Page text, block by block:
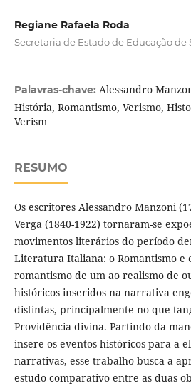
Regiane Rafaela Roda
Secretaria de Estado de Educação de
Palavras-chave: Alessandro
História, Romantismo, Verismo,
Verism
RESUMO
Os escritores Alessandro Manzoni
Verga (1840-1922) tornaram-se
movimentos literários do período
Literatura Italiana: o Romantismo e
romantismo de um ao realismo de
históricos inseridos na narrativa
distintas, principalmente no que
Providência divina. Partindo da
insere os eventos históricos para a
narrativas, esse trabalho busca a
estudo comparativo entre as duas